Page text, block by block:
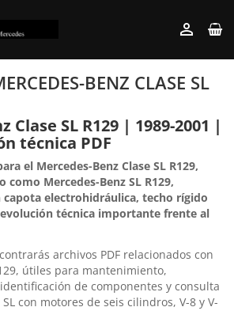

BENZ CLASE SL
Clase SL R129 | 1989-2001 |
técnica PDF
el Mercedes-Benz Clase SL R129,
Mercedes-Benz SL R129,
capota electrohidráulica, techo rígido
técnica importante frente al
archivos PDF relacionados con
útiles para mantenimiento,
de componentes y consulta
con motores de seis cilindros, V-8 y V-